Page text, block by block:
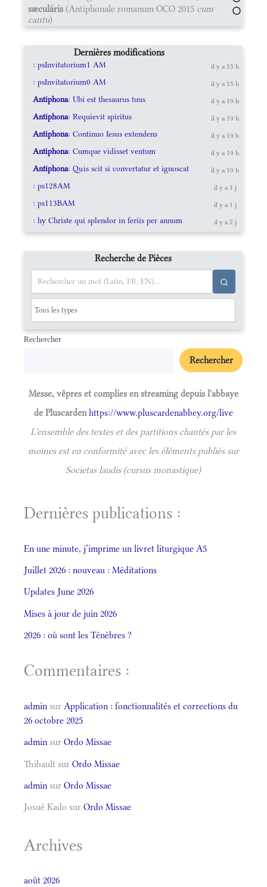
sæculáris (Antiphonale romanum OCO 2015 cum
cantu)
Dernières modifications
: psInvitatorium1 AM il y a 15 h
: psInvitatorium0 AM il y a 15 h
Antiphona: Ubi est thesaurus tuus il y a 19 h
Antiphona: Requievit spiritus il y a 19 h
Antiphona: Continuo Iesus extendens il y a 19 h
Antiphona: Cumque vidisset ventum il y a 19 h
Antiphona: Quis scit si convertatur et ignoscat il y a 19 h
: ps128AM il y a 1 j
: ps113BAM il y a 1 j
: hy Christe qui splendor in feriis per annum il y a 2 j
Recherche de Pièces
Rechercher
Rechercher
Messe, vêpres et complies en streaming depuis l'abbaye
de Pluscardenhttps://www.pluscardenabbey.org/live
L'ensemble des textes et des partitions chantés par les
moines est en conformité avec les éléments publiés sur
Societas laudis (cursus monastique)
Dernières publications :
En une minute, j’imprime un livret liturgique A5
Juillet 2026 : nouveau : Méditations
Updates June 2026
Mises à jour de juin 2026
2026 : où sont les Ténèbres ?
Commentaires :
admin sur Application : fonctionnalités et corrections du
26 octobre 2025
admin sur Ordo Missae
Thibault sur Ordo Missae
admin sur Ordo Missae
Josué Kado sur Ordo Missae
Archives
août 2026